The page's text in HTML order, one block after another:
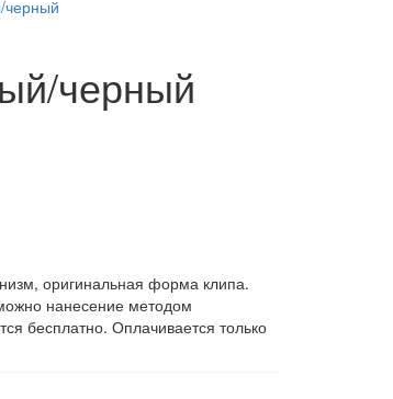
черный
оригинальная форма клипа.
нанесение методом
бесплатно. Оплачивается только